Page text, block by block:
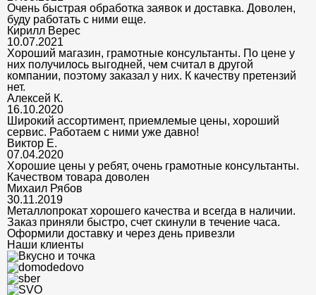
Очень быстрая обработка заявок и доставка. Доволен,
буду работать с ними еще.
Кирилл Верес
10.07.2021
Хороший магазин, грамотные консультанты. По цене у
них получилось выгодней, чем считал в другой
компании, поэтому заказал у них. К качеству претензий
нет.
Алексей К.
16.10.2020
Широкий ассортимент, приемлемые цены, хороший
сервис. Работаем с ними уже давно!
Виктор Е.
07.04.2020
Хорошие цены у ребят, очень грамотные консультанты.
Качеством товара доволен
Михаил Рябов
30.11.2019
Металлопрокат хорошего качества и всегда в наличии.
Заказ приняли быстро, счет скинули в течение часа.
Оформили доставку и через день привезли
Наши клиенты